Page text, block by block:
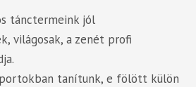
tánctermeink jól
világosak, a zenét profi
tanítunk, e fölött külön